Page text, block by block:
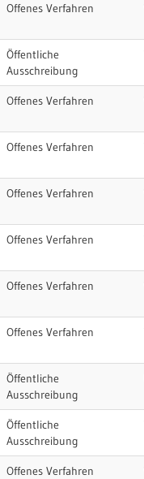
Offenes Verfahren
Öffentliche
Ausschreibung
Offenes Verfahren
Offenes Verfahren
Offenes Verfahren
Offenes Verfahren
Offenes Verfahren
Offenes Verfahren
Öffentliche
Ausschreibung
Öffentliche
Ausschreibung
Offenes Verfahren